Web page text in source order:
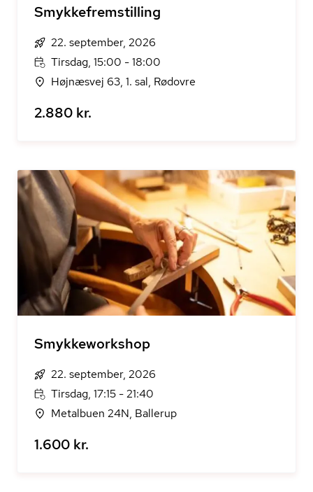
Smykkefremstilling
22. september, 2026
Tirsdag, 15:00 - 18:00
Højnæsvej 63, 1. sal, Rødovre
2.880 kr.
Smykkeworkshop
22. september, 2026
Tirsdag, 17:15 - 21:40
Metalbuen 24N, Ballerup
1.600 kr.